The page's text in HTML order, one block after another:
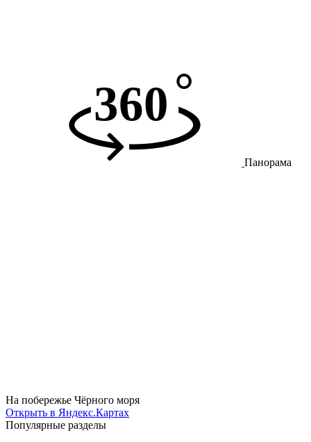
Панорама
На побережье Чёрного моря
Открыть в Яндекс.Картах
Популярные разделы